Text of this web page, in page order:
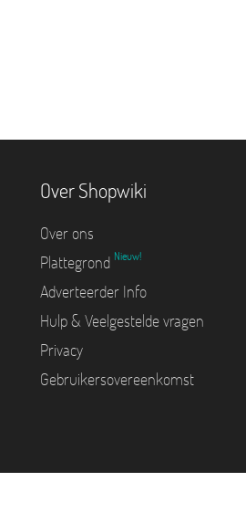
Over Shopwiki
Over ons
Plattegrond Nieuw!
Adverteerder Info
Hulp & Veelgestelde vragen
Privacy
Gebruikersovereenkomst